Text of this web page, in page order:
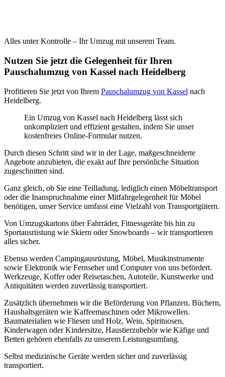
Alles unter Kontrolle – Ihr Umzug mit unserem Team.
Nutzen Sie jetzt die Gelegenheit für Ihren
Pauschalumzug von Kassel nach Heidelberg
Profitieren Sie jetzt von Ihrem Pauschalumzug von Kassel nach
Heidelberg.
Ein Umzug von Kassel nach Heidelberg lässt sich
unkompliziert und effizient gestalten, indem Sie unser
kostenfreies Online-Formular nutzen.
Durch diesen Schritt sind wir in der Lage, maßgeschneiderte
Angebote anzubieten, die exakt auf Ihre persönliche Situation
zugeschnitten sind.
Ganz gleich, ob Sie eine Teilladung, lediglich einen Möbeltransport
oder die Inanspruchnahme einer Mitfahrgelegenheit für Möbel
benötigen, unser Service umfasst eine Vielzahl von Transportgütern.
Von Umzugskartons über Fahrräder, Fitnessgeräte bis hin zu
Sportausrüstung wie Skiern oder Snowboards – wir transportieren
alles sicher.
Ebenso werden Campingausrüstung, Möbel, Musikinstrumente
sowie Elektronik wie Fernseher und Computer von uns befördert.
Werkzeuge, Koffer oder Reisetaschen, Autoteile, Kunstwerke und
Antiquitäten werden zuverlässig transportiert.
Zusätzlich übernehmen wir die Beförderung von Pflanzen, Büchern,
Haushaltsgeräten wie Kaffeemaschinen oder Mikrowellen.
Baumaterialien wie Fliesen und Holz, Wein, Spirituosen,
Kinderwagen oder Kindersitze, Haustierzubehör wie Käfige und
Betten gehören ebenfalls zu unserem Leistungsumfang.
Selbst medizinische Geräte werden sicher und zuverlässig
transportiert.